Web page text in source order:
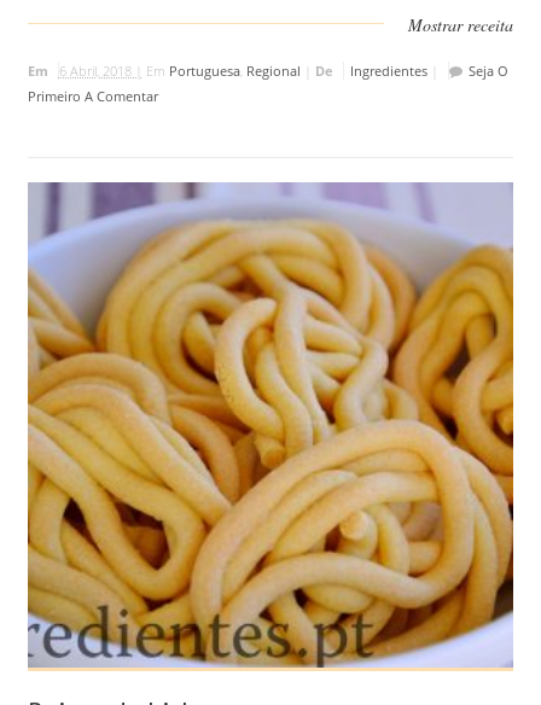
Mostrar receita
Em 6 Abril, 2018 | Em Portuguesa, Regional De Ingredientes|
Seja O
Primeiro A Comentar